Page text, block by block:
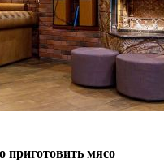
приготовить мясо